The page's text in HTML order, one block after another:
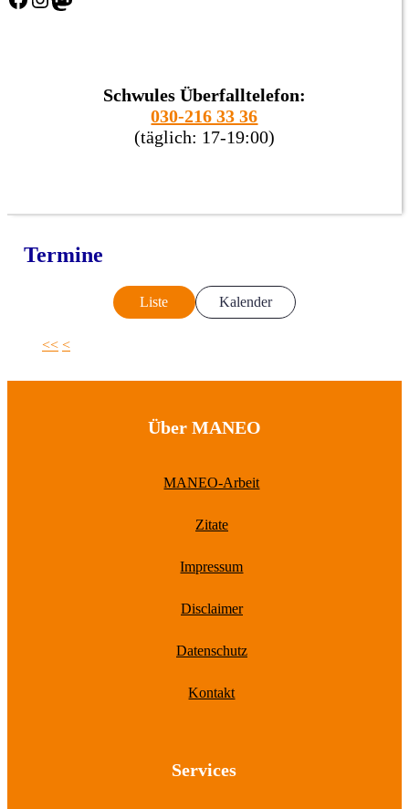
Schwules Überfalltelefon:
030-216 33 36
(täglich: 17-19:00)
Termine
Liste Kalender
<< <
Über MANEO
MANEO-Arbeit
Zitate
Impressum
Disclaimer
Datenschutz
Kontakt
Services